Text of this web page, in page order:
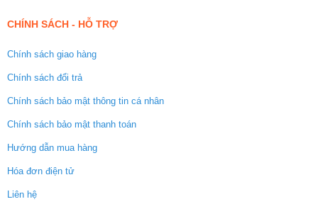
CHÍNH SÁCH - HỖ TRỢ
Chính sách giao hàng
Chính sách đổi trả
Chính sách bảo mật thông tin cá nhân
Chính sách bảo mật thanh toán
Hướng dẫn mua hàng
Hóa đơn điện tử
Liên hệ